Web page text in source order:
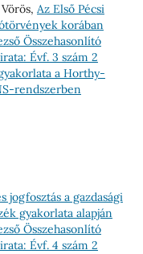
Az Első Pécsi
korában
Összehasonlító
Évf. 3 szám 2
a Horthy-
rendszerben
jogfosztás a gazdasági
gyakorlata alapján
Összehasonlító
Évf. 4 szám 2